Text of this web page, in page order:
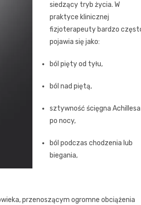
siedzący tryb życia. W
praktyce klinicznej
fizjoterapeuty bardzo
pojawia się jako:
ból pięty od tyłu,
ból nad piętą,
sztywność ścięgna Achillesa
po nocy,
ból podczas chodzenia lub
biegania,
przenoszącym ogromne obciążenia